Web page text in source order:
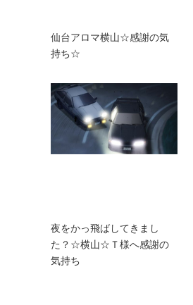
仙台アロマ横山☆感謝の気
持ち☆
夜をかっ飛ばしてきまし
た？☆横山☆Ｔ様へ感謝の
気持ち